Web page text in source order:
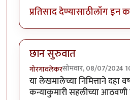
प्रतिसाद देण्यासाठीलॉग इन
छान सुरुवात
गोरगावलेकरसोमवार, 08/07/2024
या लेखमालेच्या निमित्ताने दहा
कन्याकुमारी सहलीच्या आठवणी